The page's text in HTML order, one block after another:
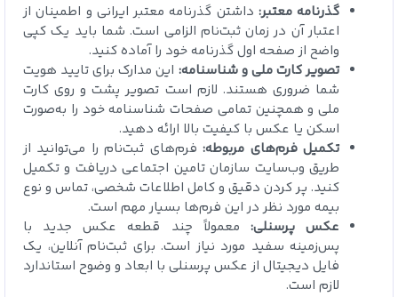
گذرنامه معتبر: داشتن گذرنامه معتبر ایرانی و اطمینان از
اعتبار آن در زمان ثبت‌نام الزامی است. شما باید یک کپی
واضح از صفحه اول گذرنامه خود را آماده کنید.
تصویر کارت ملی و شناسنامه: این مدارک برای تایید هویت
شما ضروری هستند. لازم است تصویر پشت و روی کارت
ملی و همچنین تمامی صفحات شناسنامه خود را به‌صورت
اسکن یا عکس با کیفیت بالا ارائه دهید.
تکمیل فرم‌های مربوطه:فرم‌های ثبت‌نام را می‌توانید از
طریق وب‌سایت سازمان تامین اجتماعی دریافت و تکمیل
کنید. پر کردن دقیق و کامل اطلاعات شخصی، تماس و نوع
بیمه مورد نظر در این فرم‌ها بسیار مهم است.
عکس پرسنلی: معمولاً چند قطعه عکس جدید با
پس‌زمینه سفید مورد نیاز است. برای ثبت‌نام آنلاین، یک
فایل دیجیتال از عکس پرسنلی با ابعاد و وضوح استاندارد
لازم است.